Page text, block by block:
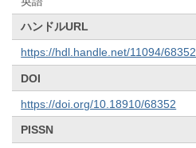
ハンドルURL
https://hdl.handle.net/11094/68352
DOI
https://doi.org/10.18910/68352
PISSN